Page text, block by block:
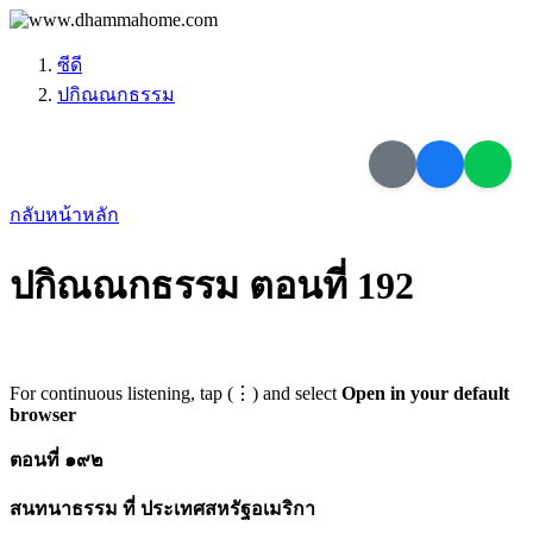
ซีดี
ปกิณณกธรรม
กลับหน้าหลัก
ปกิณณกธรรม ตอนที่ 192
For continuous listening, tap (⋮) and select Open in your default
browser
ตอนที่ ๑๙๒
สนทนาธรรม ที่ ประเทศสหรัฐอเมริกา